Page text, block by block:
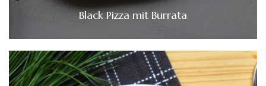
Black Pizza mit Burrata